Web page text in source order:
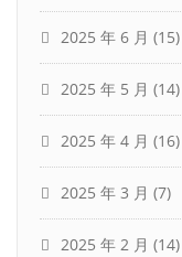
2025 年 6 月 (15)
2025 年 5 月 (14)
2025 年 4 月 (16)
2025 年 3 月 (7)
2025 年 2 月 (14)